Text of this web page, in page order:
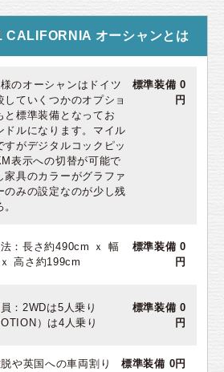
CALIFORNIA オーシャンとは
のオーシャンはドイツ
していくつかのオプショ
と標準装備となってお
ドルになります。マイル
すがデジタルコックピッ
表示への切替が可能で
家具のカラーがグラファ
のみの設定なのが少し残
標準装備 0
円
：長さ約490cm ｘ 幅
高さ約199cm
標準装備 0
円
：2WDは5人乗り
）は4人乗り
標準装備 0
円
や英国への車両割り
標準装備 0円